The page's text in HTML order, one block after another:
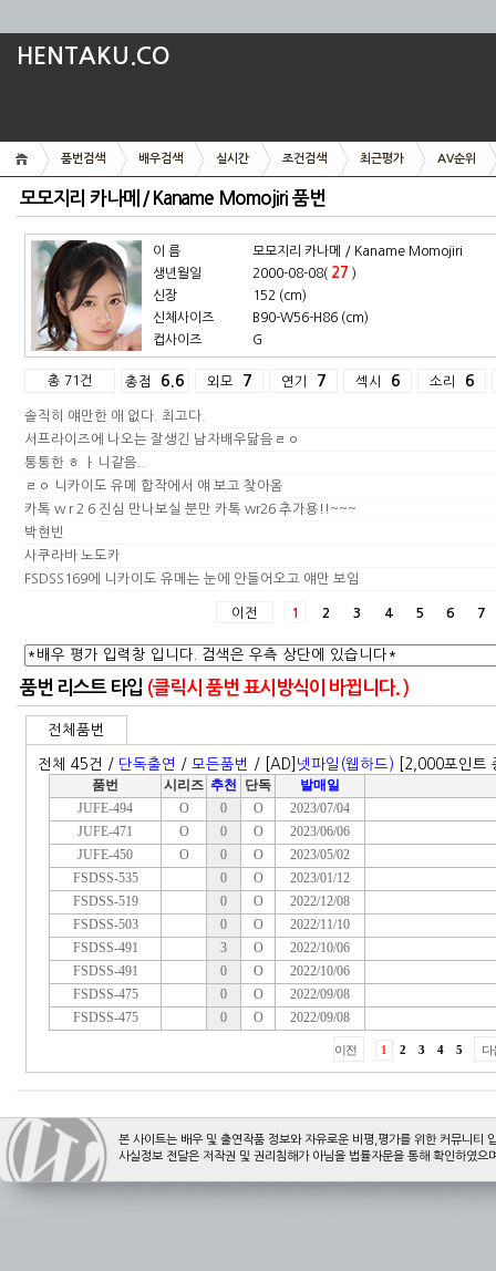
HENTAKU.CO
품번검색 배우검색 실시간 조건검색 최근평가 AV순위
모모지리 카나메 / Kaname Momojiri 품번
이 름
생년월일
신장
신체사이즈
컵사이즈
모모지리 카나메 / Kaname Momojiri
2000-08-08( 27 )
152 (cm)
B90-W56-H86 (cm)
G
총 71건 총점 6.6 외모 7 연기 7 섹시 6 소리 6
솔직히 얘만한 애 없다. 최고다.
서프라이즈에 나오는 잘생긴 남자배우닮음ㄹㅇ
통통한 ㅎ ㅏ니같음..
ㄹㅇ 니카이도 유메 합작에서 얘 보고 찾아옴
카톡 w r 2 6 진심 만나보실 분만 카톡 wr26 추가용!!~~~
박현빈
사쿠라바 노도카
FSDSS169에 니카이도 유메는 눈에 안들어오고 얘만 보임
이전 1 2 3 4 5 6 7
품번 리스트 타입 (클릭시 품번 표시방식이 바뀝니다. )
본 사이트는 배우 및 출연작품 정보와 자유로운 비평,평가를 위한 커뮤니티
사실정보 전달은 저작권 및 권리침해가 아님을 법률자문을 통해 확인하였으